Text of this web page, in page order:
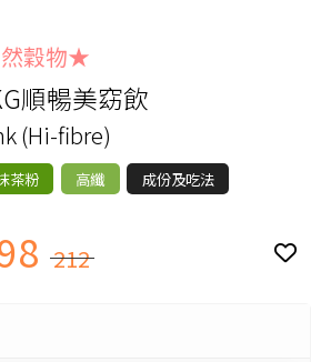
穀物★
順暢美窈飲
(Hi-fibre)
茶粉 高纖 成份及吃法
212